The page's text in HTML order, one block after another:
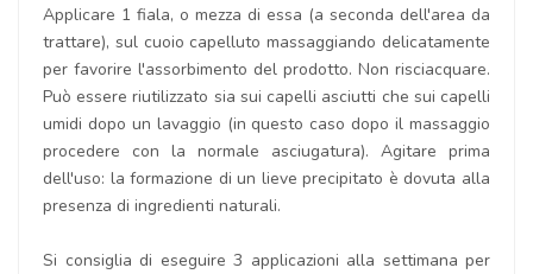
Applicare 1 fiala, o mezza di essa (a seconda dell'area da
trattare), sul cuoio capelluto massaggiando delicatamente
per favorire l'assorbimento del prodotto. Non risciacquare.
Può essere riutilizzato sia sui capelli asciutti che sui capelli
umidi dopo un lavaggio (in questo caso dopo il massaggio
procedere con la normale asciugatura). Agitare prima
dell'uso: la formazione di un lieve precipitato è dovuta alla
presenza di ingredienti naturali.
Si consiglia di eseguire 3 applicazioni alla settimana per